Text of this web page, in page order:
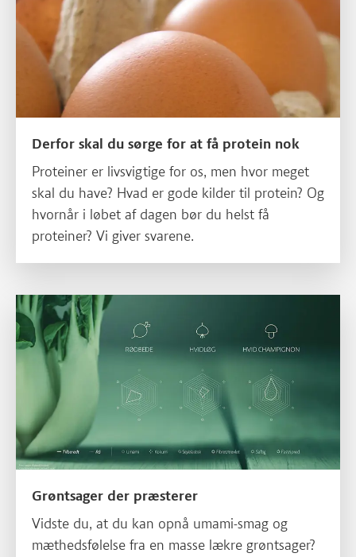
Derfor skal du sørge for at få protein nok
Proteiner er livsvigtige for os, men hvor meget
skal du have? Hvad er gode kilder til protein? Og
hvornår i løbet af dagen bør du helst få
proteiner? Vi giver svarene.
Læs mere om Grøntsager der præsterer
Grøntsager der præsterer
Vidste du, at du kan opnå umami-smag og
mæthedsfølelse fra en masse lækre grøntsager?